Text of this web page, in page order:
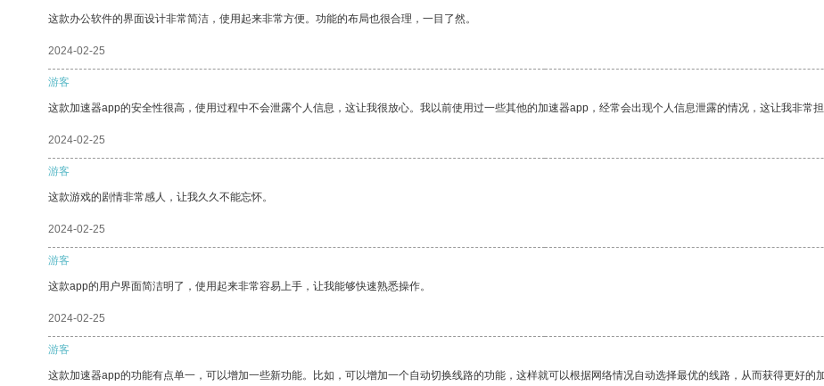
这款办公软件的界面设计非常简洁，使用起来非常方便。功能的布局也很合理，一目了然。
2024-02-25
游客
这款加速器app的安全性很高，使用过程中不会泄露个人信息，这让我很放心。我以前使用过一些其他的加速器app，经常会出现个人信息泄露的情况，这让我非常担
2024-02-25
游客
这款游戏的剧情非常感人，让我久久不能忘怀。
2024-02-25
游客
这款app的用户界面简洁明了，使用起来非常容易上手，让我能够快速熟悉操作。
2024-02-25
游客
这款加速器app的功能有点单一，可以增加一些新功能。比如，可以增加一个自动切换线路的功能，这样就可以根据网络情况自动选择最优的线路，从而获得更好的加